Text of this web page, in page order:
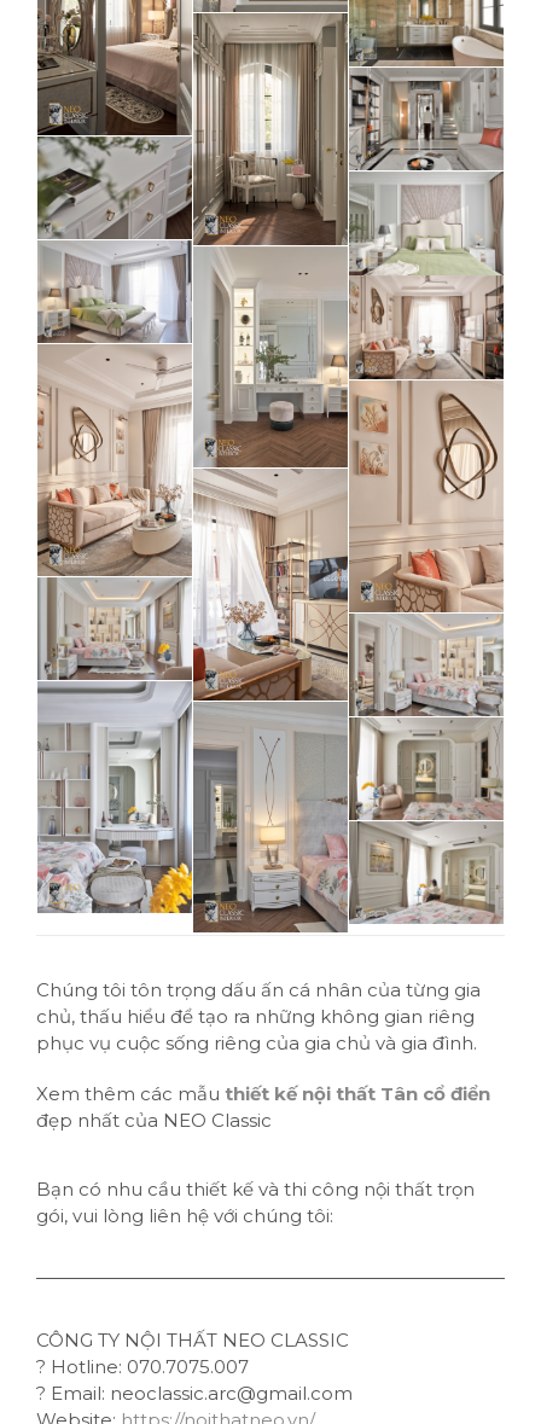
Chúng tôi tôn trọng dấu ấn cá nhân của từng gia
chủ, thấu hiểu để tạo ra những không gian riêng
phục vụ cuộc sống riêng của gia chủ và gia đình.
Xem thêm các mẫu thiết kế nội thất Tân cổ điển
đẹp nhất của NEO Classic
Bạn có nhu cầu thiết kế và thi công nội thất trọn
gói, vui lòng liên hệ với chúng tôi:
CÔNG TY NỘI THẤT NEO CLASSIC
? Hotline: 070.7075.007
? Email: neoclassic.arc@gmail.com